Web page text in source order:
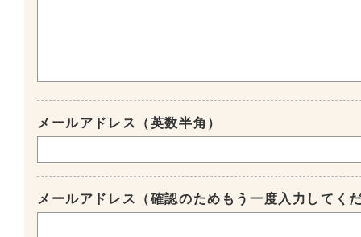
メールアドレス（英数半角）
メールアドレス（確認のためもう一度入力してく